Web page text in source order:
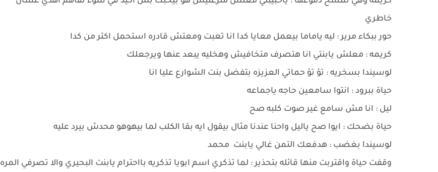
خاطري
حور ببكاء مرير : ليه ياماما بيعمل معايا كدا انا تعبت ومعتش قادره استحمل اكتر من كدا
كريمه : معلش يابنتي انا هتصرف متخافيش وهخليه يبعد عنها ويرجعلك
لوسيندا بسخريه : تؤ تؤ حماتي العزيزه بتفضل بنت الشوارع عليا انا
حياة ببرود : انتوا سامعين حاجه ياجماعه
ليل : انا مش سامع غير صوت كلبه صح
حياة بضحك : ايوا صح ياليل واحنا عندنا مثال بيقول ايه بقا الكلب لما بيهوهو محدش بيرد عليه
لوسيندا بغضب : هدفعك التمن غالي يابنت محمد
وقفت حياة واقتربت منها قائله بتحذير : لما تذكري اسم ابويا تذكريه بااحترام يابنت البحيري والا تصرفي المره